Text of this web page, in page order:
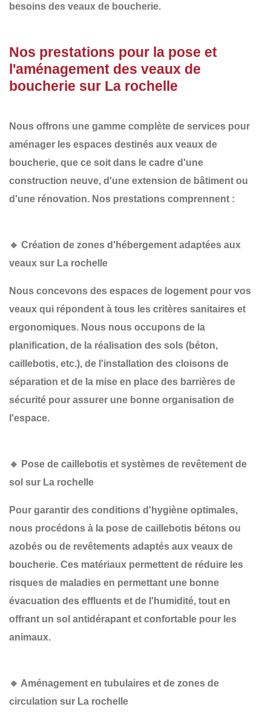
besoins des veaux de boucherie.
Nos prestations pour la pose et
l'aménagement des veaux de
boucherie sur La rochelle
Nous offrons une gamme complète de services pour
aménager les espaces destinés aux veaux de
boucherie, que ce soit dans le cadre d'une
construction neuve, d'une extension de bâtiment ou
d'une rénovation. Nos prestations comprennent :
🔹 Création de zones d'hébergement adaptées aux
veaux sur La rochelle
Nous concevons des espaces de logement pour vos
veaux qui répondent à tous les critères sanitaires et
ergonomiques. Nous nous occupons de la
planification, de la réalisation des sols (béton,
caillebotis, etc.), de l'installation des cloisons de
séparation et de la mise en place des barrières de
sécurité pour assurer une bonne organisation de
l'espace.
🔹 Pose de caillebotis et systèmes de revêtement de
sol sur La rochelle
Pour garantir des conditions d'hygiène optimales,
nous procédons à la pose de caillebotis bétons ou
azobés ou de revêtements adaptés aux veaux de
boucherie. Ces matériaux permettent de réduire les
risques de maladies en permettant une bonne
évacuation des effluents et de l'humidité, tout en
offrant un sol antidérapant et confortable pour les
animaux.
🔹 Aménagement en tubulaires et de zones de
circulation sur La rochelle